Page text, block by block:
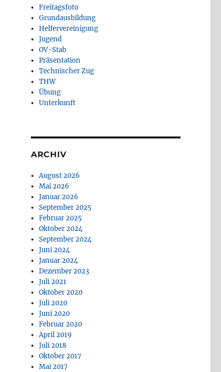
Freitagsfoto
Grundausbildung
Helfervereinigung
Jugend
OV-Stab
Präsentation
Technischer Zug
THW
Übung
Unterkunft
ARCHIV
August 2026
Mai 2026
Januar 2026
September 2025
Februar 2025
Oktober 2024
September 2024
Juni 2024
Januar 2024
Dezember 2023
Juli 2021
Oktober 2020
Juli 2020
Juni 2020
Februar 2020
April 2019
Juli 2018
Oktober 2017
Mai 2017